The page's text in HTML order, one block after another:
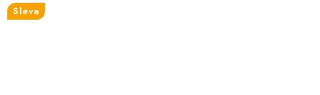
Sleva